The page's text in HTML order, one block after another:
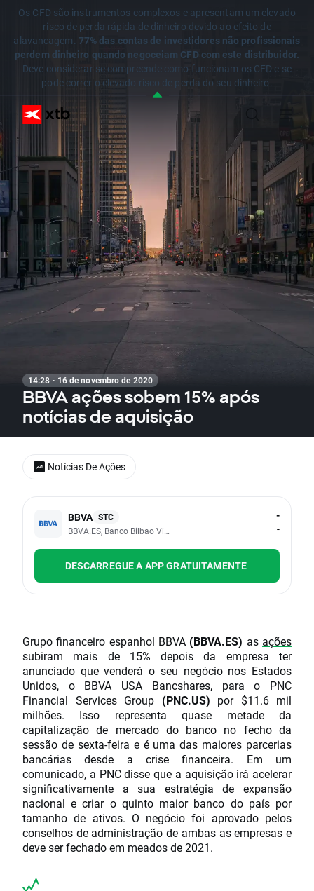
Os CFD são instrumentos complexos e apresentam um elevado
risco de perda rápida de dinheiro devido ao efeito de
alavancagem. 77% das contas de investidores não profissionais
perdem dinheiro quando negoceiam CFD com este distribuidor.
Deve considerar se compreende como funcionam os CFD e se
pode correr o elevado risco de perda do seu dinheiro.
14:28 · 16 de novembro de 2020
BBVA ações sobem 15% após
notícias de aquisição
BBVA STC
BBVA.ES, Banco Bilbao Vizcaya Argentaria SA
-
-
DESCARREGUE A APP GRATUITAMENTE
Grupo financeiro espanhol BBVA (BBVA.ES) as ações
subiram mais de 15% depois da empresa ter
anunciado que venderá o seu negócio nos Estados
Unidos, o BBVA USA Bancshares, para o PNC
Financial Services Group (PNC.US) por $11.6 mil
milhões. Isso representa quase metade da
capitalização de mercado do banco no fecho da
sessão de sexta-feira e é uma das maiores parcerias
bancárias desde a crise financeira. Em um
comunicado, a PNC disse que a aquisição irá acelerar
significativamente a sua estratégia de expansão
nacional e criar o quinto maior banco do país por
tamanho de ativos. O negócio foi aprovado pelos
conselhos de administração de ambas as empresas e
deve ser fechado em meados de 2021.
Notícias De Ações